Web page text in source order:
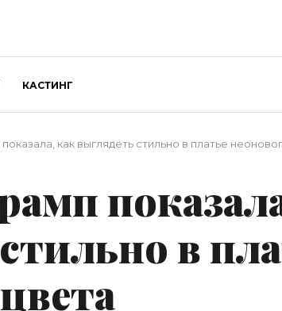
КАСТИНГ
как выглядеть стильно в платье
в